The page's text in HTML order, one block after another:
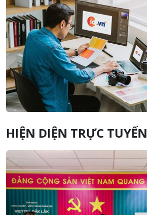
HIỆN DIỆN TRỰC TUYẾN